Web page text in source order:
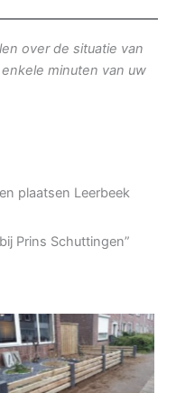
over de situatie van
minuten van uw
plaatsen Leerbeek
Prins Schuttingen”
Tuinhek voortuin